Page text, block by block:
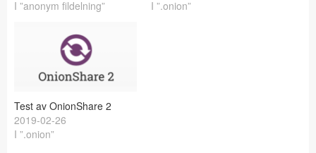
I ”anonym fildelning”
I ”.onion”
Test av OnionShare 2
2019-02-26
I ”.onion”